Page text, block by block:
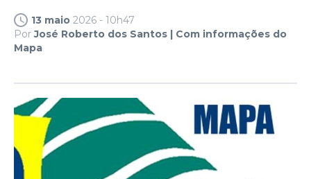
13 maio 2026 - 10h47
PorJosé Roberto dos Santos | Com informações do
Mapa